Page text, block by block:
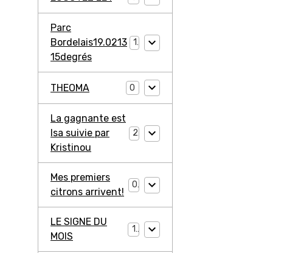
Parc
Bordelais19.0213
15degrés
1
THEOMA 0
La gagnante est
Isa suivie par
Kristinou
2
Mes premiers
citrons arrivent!
0
LE SIGNE DU
MOIS
1